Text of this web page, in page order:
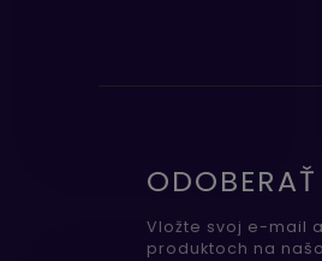
Vložte svoj e-mail
produktoch na